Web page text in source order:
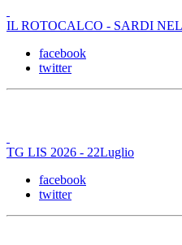
IL ROTOCALCO - SARDI NEL
facebook
twitter
TG LIS 2026 - 22Luglio
facebook
twitter